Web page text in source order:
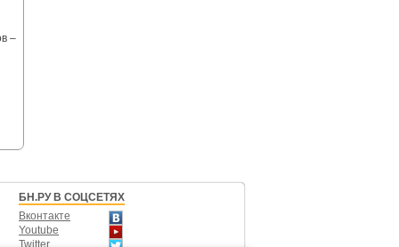
–
БН.РУ В СОЦСЕТЯХ
Вконтакте
Youtube
Twitter